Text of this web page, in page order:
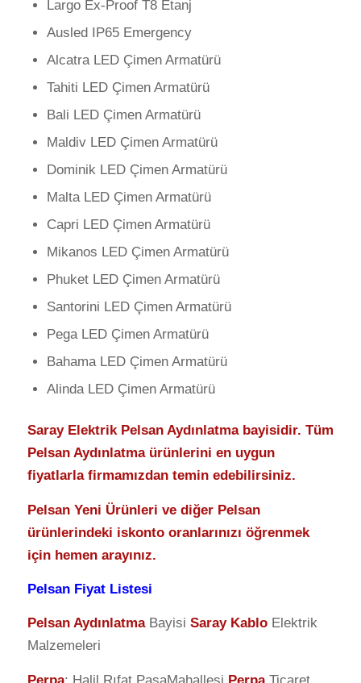
Largo Ex-Proof T8 Etanj
Ausled IP65 Emergency
Alcatra LED Çimen Armatürü
Tahiti LED Çimen Armatürü
Bali LED Çimen Armatürü
Maldiv LED Çimen Armatürü
Dominik LED Çimen Armatürü
Malta LED Çimen Armatürü
Capri LED Çimen Armatürü
Mikanos LED Çimen Armatürü
Phuket LED Çimen Armatürü
Santorini LED Çimen Armatürü
Pega LED Çimen Armatürü
Bahama LED Çimen Armatürü
Alinda LED Çimen Armatürü
Saray Elektrik Pelsan Aydınlatma bayisidir. Tüm
Pelsan Aydınlatma ürünlerini en uygun
fiyatlarla firmamızdan temin edebilirsiniz.
Pelsan Yeni Ürünleri ve diğer Pelsan
ürünlerindeki iskonto oranlarınızı öğrenmek
için hemen arayınız.
Pelsan Fiyat Listesi
Pelsan Aydınlatma Bayisi Saray Kablo Elektrik
Malzemeleri